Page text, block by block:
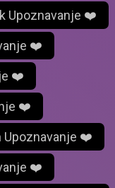
Upoznavanje ❤️
❤️
❤️
❤️
Upoznavanje ❤️
❤️